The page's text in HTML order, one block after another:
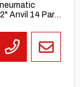
Anvil 14 Parça